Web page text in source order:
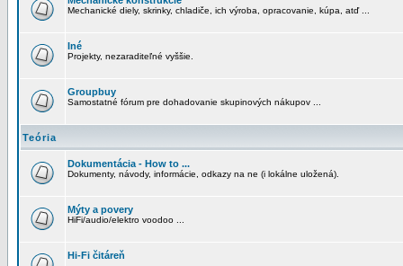
Mechanické diely, skrinky, chladiče, ich výroba, opracovanie, kúpa, atď ...
Iné
Projekty, nezaraditeľné vyššie.
Groupbuy
Samostatné fórum pre dohadovanie skupinových nákupov ...
Teória
Dokumentácia - How to ...
Dokumenty, návody, informácie, odkazy na ne (i lokálne uložená).
Mýty a povery
HiFi/audio/elektro voodoo ...
Hi-Fi čitáreň